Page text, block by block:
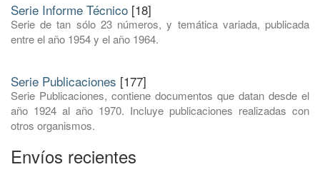
Serie Informe Técnico [18]
Serie de tan sólo 23 números, y temática variada, publicada
entre el año 1954 y el año 1964.
Serie Publicaciones [177]
Serie Publicaciones, contiene documentos que datan desde el
año 1924 al año 1970. Incluye publicaciones realizadas con
otros organismos.
Envíos recientes